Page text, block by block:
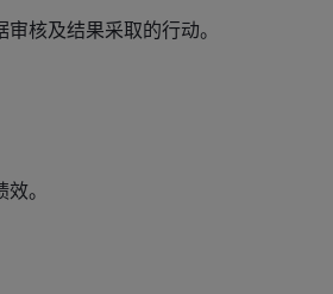
核及结果采取的行动。
。